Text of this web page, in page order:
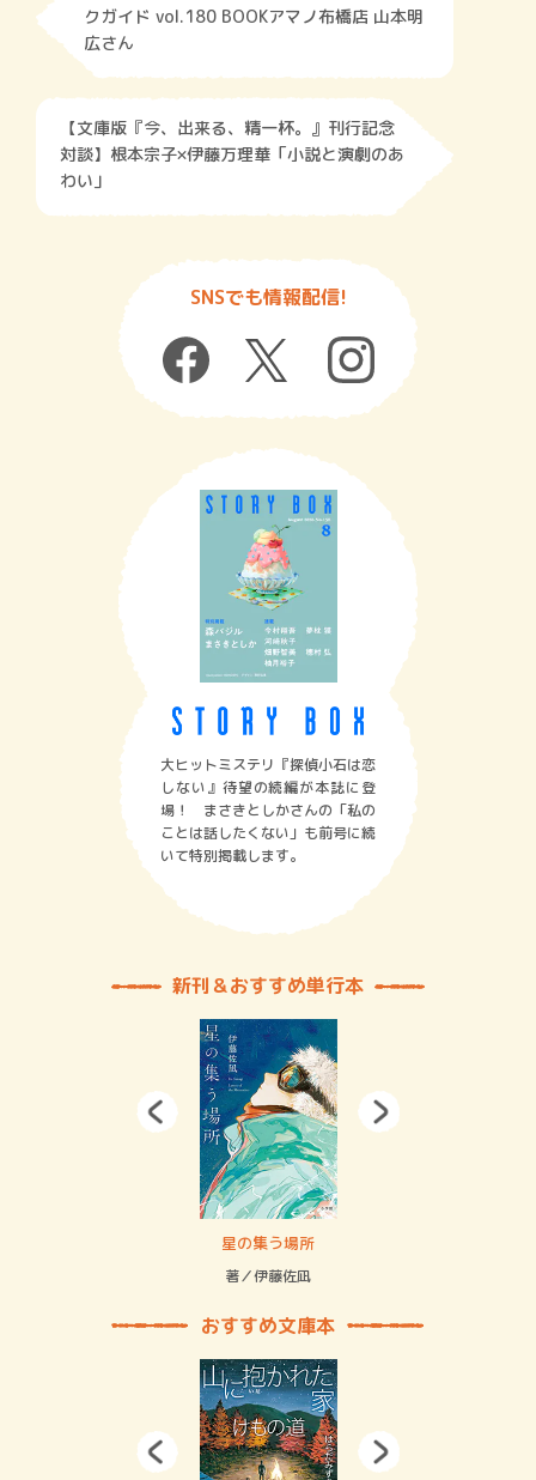
クガイド vol.180 BOOKアマノ布橋店 山本明
広さん
【文庫版『今、出来る、精一杯。』刊行記念
対談】根本宗子×伊藤万理華「小説と演劇のあ
わい」
SNSでも情報配信!
大ヒットミステリ『探偵小石は恋
しない』待望の続編が本誌に登
場！ まさきとしかさんの「私の
ことは話したくない」も前号に続
いて特別掲載します。
新刊＆おすすめ単行本
星の集う場所
著／伊藤佐凪
おすすめ文庫本